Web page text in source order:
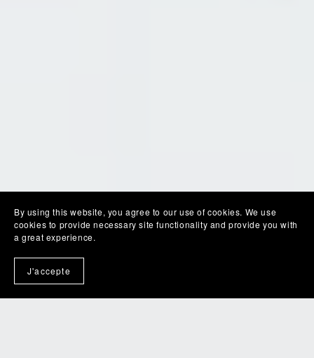
By using this website, you agree to our use of cookies. We use
cookies to provide necessary site functionality and provide you with
a great experience.
J'accepte